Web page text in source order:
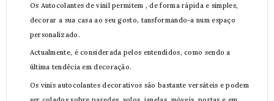
Os Autocolantes de vinil permitem , de forma rápida e simples,
decorar a sua casa ao seu gosto, tansformando-a num espaço
personalizado.
Actualmente, é considerada pelos entendidos, como sendo a
última tendêcia em decoração.
Os vinis autocolantes decorativos são bastante versáteis e podem